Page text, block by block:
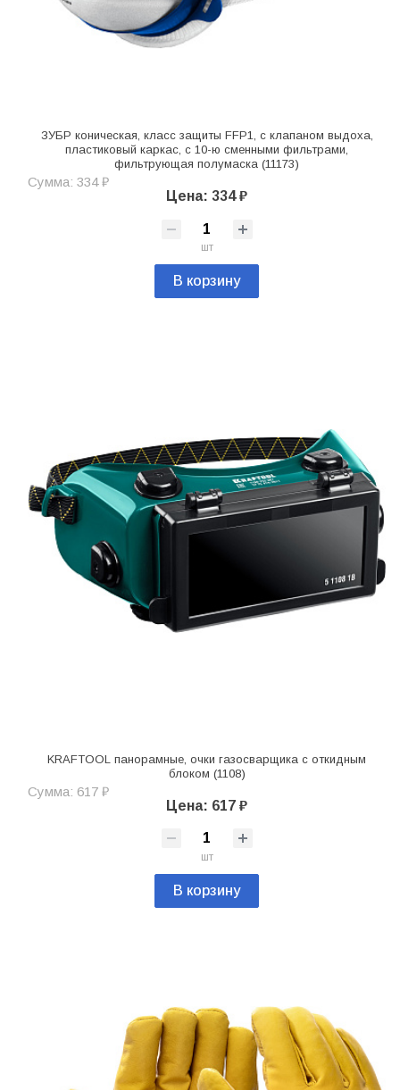
ЗУБР коническая, класс защиты FFP1, с клапаном выдоха,
пластиковый каркас, с 10-ю сменными фильтрами,
фильтрующая полумаска (11173)
Сумма: 334 ₽
Цена: 334 ₽
шт
В корзину
KRAFTOOL панорамные, очки газосварщика с откидным
блоком (1108)
Сумма: 617 ₽
Цена: 617 ₽
шт
В корзину